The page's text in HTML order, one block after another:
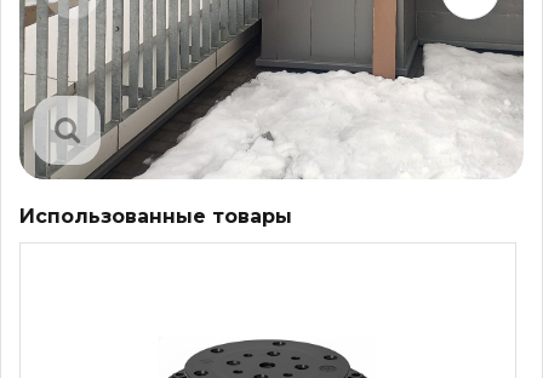
Использованные товары